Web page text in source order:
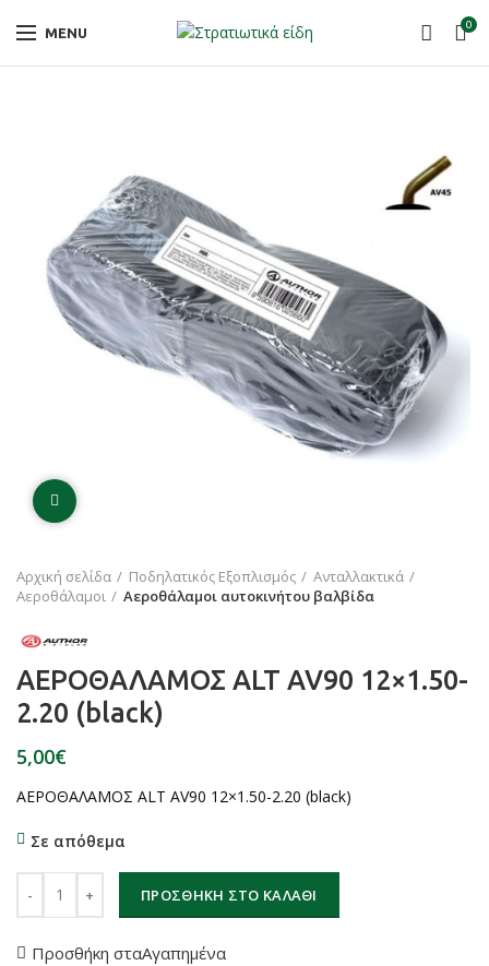
MENU 0
Αρχική σελίδα Ποδηλατικός Εξοπλισμός
Ανταλλακτικά
Αεροθάλαμοι
Αεροθάλαμοι αυτοκινήτου βαλβίδα
ΑΕΡΟΘΑΛΑΜΟΣ ALT AV90 12×1.50-
2.20 (black)
€
ΑΕΡΟΘΑΛΑΜΟΣ ALT AV90 12×1.50-2.20 (black)
Σε απόθεμα
ΠΡΟΣΘΉΚΗ ΣΤΟ ΚΑΛΆΘΙ
Προσθήκη σταΑγαπημένα